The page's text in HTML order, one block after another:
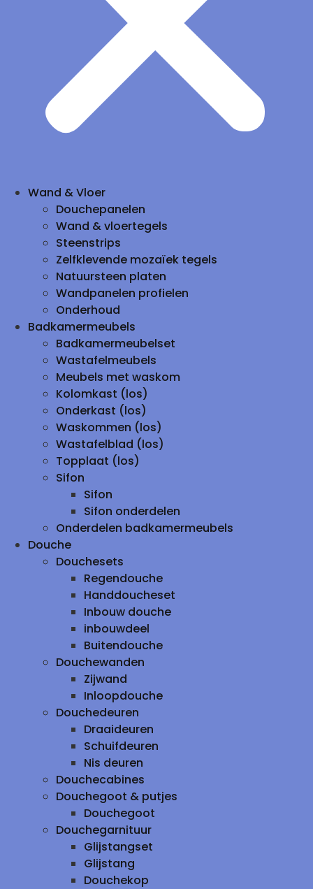
Wand & Vloer
Douchepanelen
Wand & vloertegels
Steenstrips
Zelfklevende mozaïek tegels
Natuursteen platen
Wandpanelen profielen
Onderhoud
Badkamermeubels
Badkamermeubelset
Wastafelmeubels
Meubels met waskom
Kolomkast (los)
Onderkast (los)
Waskommen (los)
Wastafelblad (los)
Topplaat (los)
Sifon
Sifon
Sifon onderdelen
Onderdelen badkamermeubels
Douche
Douchesets
Regendouche
Handdoucheset
Inbouw douche
inbouwdeel
Buitendouche
Douchewanden
Zijwand
Inloopdouche
Douchedeuren
Draaideuren
Schuifdeuren
Nis deuren
Douchecabines
Douchegoot & putjes
Douchegoot
Douchegarnituur
Glijstangset
Glijstang
Douchekop